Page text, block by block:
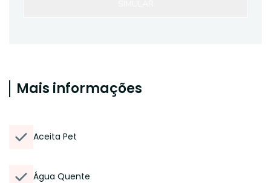
Mais informações
Aceita Pet
Água Quente